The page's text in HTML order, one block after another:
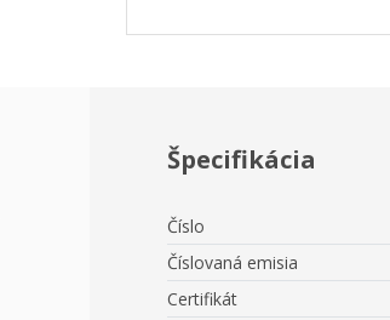
Špecifikácia
Číslo
Číslovaná emisia
Certifikát